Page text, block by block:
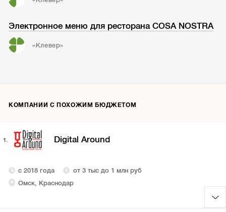
Электронное меню для ресторана COSA NOSTRA
«Клевер»
КОМПАНИИ С ПОХОЖИМ БЮДЖЕТОМ
1. Digital Around
с 2018 года
от 3 тыс до 1 млн руб
Омск, Краснодар